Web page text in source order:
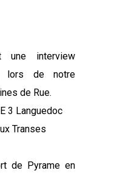
une interview
lors de notre
de Rue.
3 Languedoc
Transes
de Pyrame en